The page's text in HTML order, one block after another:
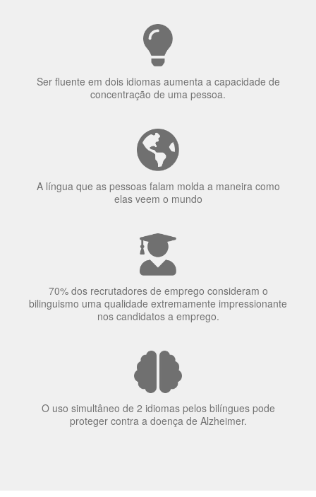
Ser fluente em dois idiomas aumenta a capacidade de
concentração de uma pessoa.
A língua que as pessoas falam molda a maneira como
elas veem o mundo
70% dos recrutadores de emprego consideram o
bilinguismo uma qualidade extremamente impressionante
nos candidatos a emprego.
O uso simultâneo de 2 idiomas pelos bilíngues pode
proteger contra a doença de Alzheimer.